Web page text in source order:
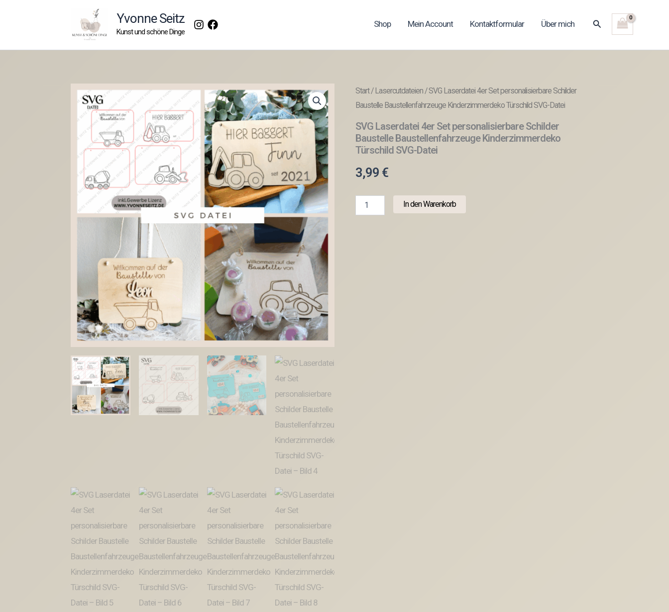
Yvonne Seitz
Kunst und schöne Dinge
Shop Mein Account Kontaktformular Über mich Suchen
Start/Lasercutdateien/ SVG Laserdatei 4er Set personalisierbare Schilder
Baustelle Baustellenfahrzeuge Kinderzimmerdeko Türschild SVG-Datei
SVG Laserdatei 4er Set personalisierbare Schilder
Baustelle Baustellenfahrzeuge Kinderzimmerdeko
Türschild SVG-Datei
3,99 €
Laserdatei
In den Warenkorb